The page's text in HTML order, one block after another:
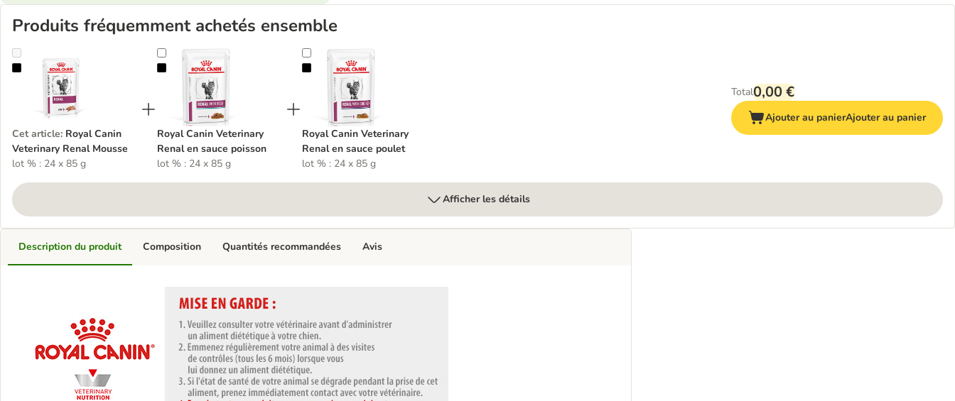
Produits fréquemment achetés ensemble
Royal Canin Veterinary Renal Mousse
Cet article: Royal Canin
Veterinary Renal Mousse
lot % : 24 x 85 g
Royal Canin Veterinary Renal en sauce poisson
Royal Canin Veterinary
Renal en sauce poisson
lot % : 24 x 85 g
Royal Canin Veterinary Renal en sauce poulet
Royal Canin Veterinary
Renal en sauce poulet
lot % : 24 x 85 g
Total0,00 €
Ajouter au panierAjouter au panier
Afficher les détails
Description du produit Composition Quantités recommandées Avis